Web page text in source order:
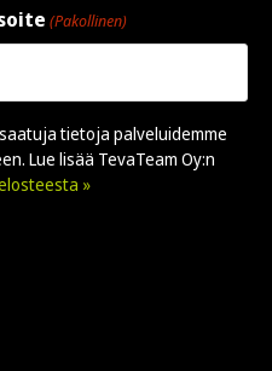
(Pakollinen)
tietoja palveluidemme
Lue lisää TevaTeam Oy:n
»